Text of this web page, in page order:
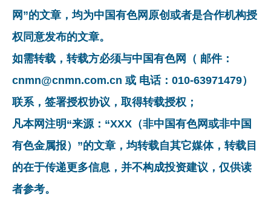
网”的文章，均为中国有色网原创或者是合作机构授
权同意发布的文章。
如需转载，转载方必须与中国有色网（ 邮件：
cnmn@cnmn.com.cn 或 电话：010-63971479）
联系，签署授权协议，取得转载授权；
凡本网注明“来源：“XXX（非中国有色网或非中国
有色金属报）”的文章，均转载自其它媒体，转载目
的在于传递更多信息，并不构成投资建议，仅供读
者参考。